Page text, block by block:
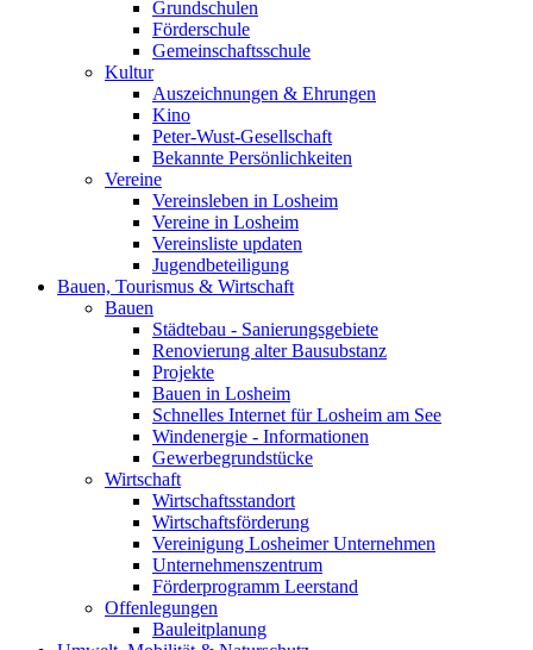
Grundschulen
Förderschule
Gemeinschaftsschule
Kultur
Auszeichnungen & Ehrungen
Kino
Peter-Wust-Gesellschaft
Bekannte Persönlichkeiten
Vereine
Vereinsleben in Losheim
Vereine in Losheim
Vereinsliste updaten
Jugendbeteiligung
Bauen, Tourismus & Wirtschaft
Bauen
Städtebau - Sanierungsgebiete
Renovierung alter Bausubstanz
Projekte
Bauen in Losheim
Schnelles Internet für Losheim am See
Windenergie - Informationen
Gewerbegrundstücke
Wirtschaft
Wirtschaftsstandort
Wirtschaftsförderung
Vereinigung Losheimer Unternehmen
Unternehmenszentrum
Förderprogramm Leerstand
Offenlegungen
Bauleitplanung